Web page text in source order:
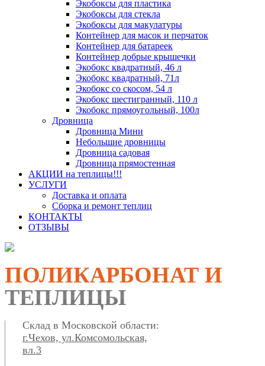
Экобоксы для пластика
Экобоксы для стекла
Экобоксы для макулатуры
Контейнер для масок и перчаток
Контейнер для батареек
Контейнер добрые крышечки
Экобокс квадратный, 46 л
Экобокс квадратный, 71л
Экобокс со скосом, 54 л
Экобокс шестигранный, 110 л
Экобокс прямоугольный, 100л
Дровница
Дровница Мини
Небольшие дровницы
Дровница садовая
Дровница прямостенная
АКЦИИ на теплицы!!!
УСЛУГИ
Доставка и оплата
Сборка и ремонт теплиц
КОНТАКТЫ
ОТЗЫВЫ
ПОЛИКАРБОНАТ И
ТЕПЛИЦЫ
Склад в Московской области:
г.Чехов, ул.Комсомольская,
вл.3